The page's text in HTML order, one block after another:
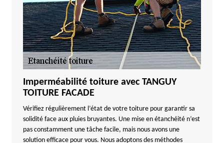
Imperméabilité toiture avec TANGUY
TOITURE FACADE
Vérifiez régulièrement l’état de votre toiture pour garantir sa
solidité face aux pluies bruyantes. Une mise en étanchéité n’est
pas constamment une tâche facile, mais nous avons une
solution efficace pour vous. Nous adoptons des méthodes